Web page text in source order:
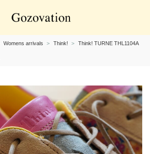
Womens arrivals Think! Think! TURNE THL1104A